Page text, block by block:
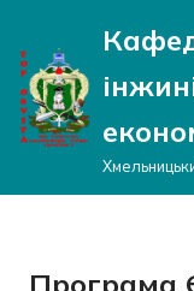
Перейти
до
вмісту
Програма